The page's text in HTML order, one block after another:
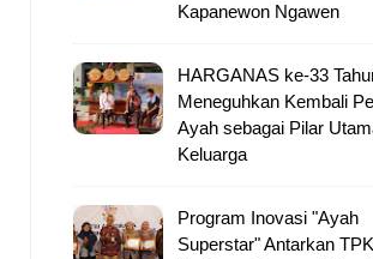
Kapanewon Ngawen
HARGANAS ke-33
Meneguhkan Kembali
Ayah sebagai Pilar
Keluarga
Program Inovasi "Ayah
Superstar" Antarkan TPK